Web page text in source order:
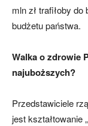
mln zł trafiłoby
budżetu państwa.
Walka o zdrowie
najuboższych?
Przedstawiciele
jest kształtowanie